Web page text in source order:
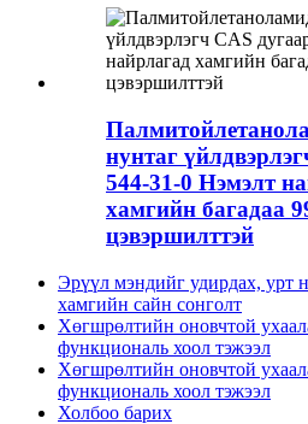
нунтаг
544-31-0 Нэмэлт
хамгийн багадаа
цэвэршилттэй
Эрүүл мэндийг удирдах, урт
хамгийн сайн сонголт
Хөгшрөлтийн оновчтой
функциональ хоол тэжээл
Хөгшрөлтийн оновчтой
функциональ хоол тэжээл
Холбоо барих